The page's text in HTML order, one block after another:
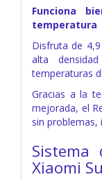
Funciona
temperatura
Disfruta de
alta
temperaturas
Gracias a la
mejorada, el
sin problemas,
Xiaomi